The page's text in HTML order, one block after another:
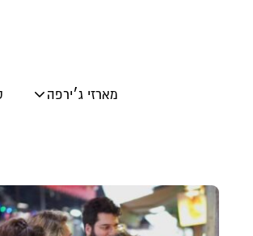
מארזי ג׳ירפה